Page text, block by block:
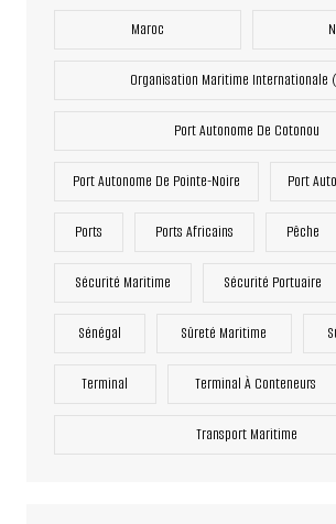
Maroc
Organisation Maritime Internationale
Port Autonome De Cotonou
Port Autonome De Pointe-Noire Port
Ports Ports Africains Pêche
Sécurité Maritime Sécurité Portuaire
Sénégal Sûreté Maritime
Terminal Terminal À Conteneurs
Transport Maritime